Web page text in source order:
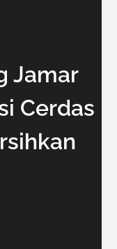
Jamar
Cerdas